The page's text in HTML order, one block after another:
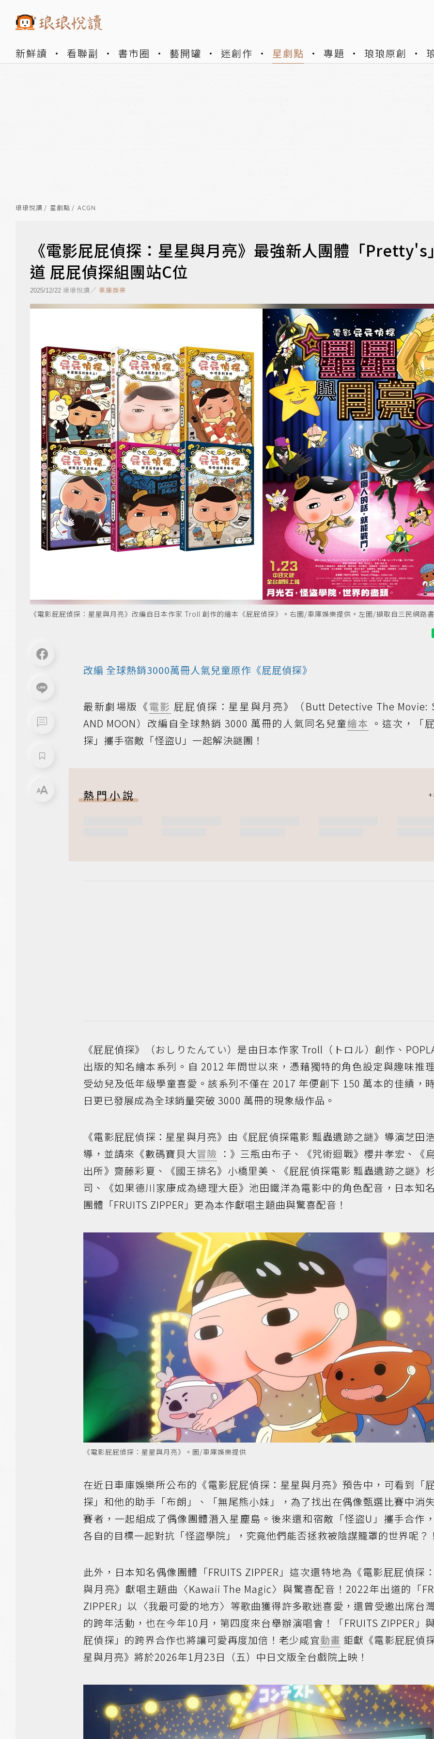
新鮮讀 看聯副 書市圈 藝開罐 迷創作 星劇點 專題 琅琅原創
琅琅悅讀 星劇點 ACGN
《電影屁屁偵探：星星與月亮》最強新人團體「Pretty's
道 屁屁偵探組團站C位
2025/12/22 琅琅悅讀／ 車庫娛樂
《電影屁屁偵探：星星與月亮》改編自日本作家 Troll 創作的繪本《屁屁偵探》。右圖/車庫娛樂提供。左圖/擷取自三民網路
改編 全球熱銷3000萬冊人氣兒童原作《屁屁偵探》
最新劇場版《電影 屁屁偵探：星星與月亮》（Butt Detective The Movie:
AND MOON）改編自全球熱銷 3000 萬冊的人氣同名兒童繪本 。這次，「
探」攜手宿敵「怪盜U」一起解決謎團！
熱門小說
《屁屁偵探》（おしりたんてい）是由日本作家 Troll（トロル）創作、
出版的知名繪本系列。自 2012 年問世以來，憑藉獨特的角色設定與趣味推
受幼兒及低年級學童喜愛。該系列不僅在 2017 年便創下 150 萬本的佳績，
日更已發展成為全球銷量突破 3000 萬冊的現象級作品。
《電影屁屁偵探：星星與月亮》由《屁屁偵探電影 瓢蟲遺跡之謎》導演芝田
導，並請來《數碼寶貝大冒險 ：》三瓶由布子、《咒術迴戰》櫻井孝宏、《
出所》齋藤彩夏、《國王排名》小橋里美、《屁屁偵探電影 瓢蟲遺跡之謎》
司、《如果德川家康成為總理大臣》池田鐵洋為電影中的角色配音，日本知
團體「FRUITS ZIPPER」更為本作獻唱主題曲與驚喜配音！
《電影屁屁偵探：星星與月亮》。圖/車庫娛樂提供
在近日車庫娛樂所公布的《電影屁屁偵探：星星與月亮》預告中，可看到「
探」和他的助手「布朗」、「無尾熊小妹」，為了找出在偶像甄選比賽中消
賽者，一起組成了偶像團體潛入星塵島。後來還和宿敵「怪盜U」攜手合作
各自的目標一起對抗「怪盜學院」，究竟他們能否拯救被陰謀籠罩的世界呢？
此外，日本知名偶像團體「FRUITS ZIPPER」這次還特地為《電影屁屁偵探
與月亮》獻唱主題曲〈Kawaii The Magic〉與驚喜配音！2022年出道的「
ZIPPER」以〈我最可愛的地方〉等歌曲獲得許多歌迷喜愛，還曾受邀出席台
的跨年活動，也在今年10月，第四度來台舉辦演唱會！「FRUITS ZIPPER」
屁偵探」的跨界合作也將讓可愛再度加倍！老少咸宜動畫 鉅獻《電影屁屁偵
星與月亮》將於2026年1月23日（五）中日文版全台戲院上映！